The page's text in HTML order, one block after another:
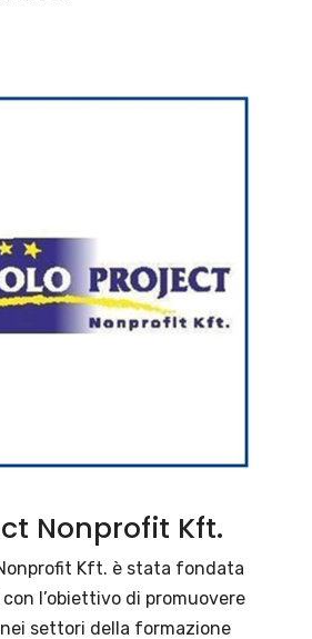
Nonprofit Kft.
Kft. è stata fondata
l’obiettivo di promuovere
settori della formazione